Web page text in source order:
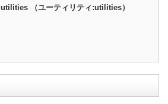
utilities （ユーティリティ:utilities）